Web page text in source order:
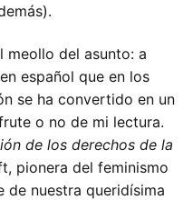
del asunto: a
español que en los
se ha convertido en un
o no de mi lectura.
de los derechos de la
pionera del feminismo
de nuestra queridísima